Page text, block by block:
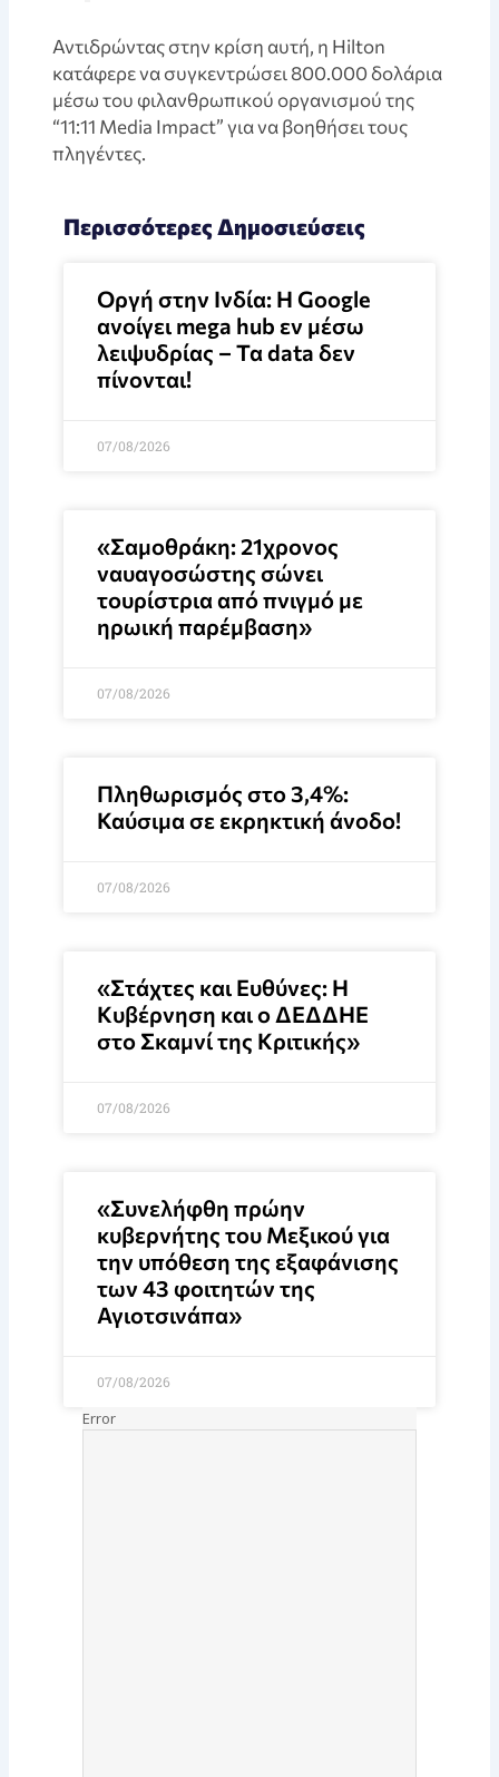
Αντιδρώντας στην κρίση αυτή, η Hilton
κατάφερε να συγκεντρώσει 800.000 δολάρια
μέσω του φιλανθρωπικού οργανισμού της
“11:11 Media Impact” για να βοηθήσει τους
πληγέντες.
Περισσότερες Δημοσιεύσεις
Οργή στην Ινδία: Η Google
ανοίγει mega hub εν μέσω
λειψυδρίας – Τα data δεν
πίνονται!
07/08/2026
«Σαμοθράκη: 21χρονος
ναυαγοσώστης σώνει
τουρίστρια από πνιγμό με
ηρωική παρέμβαση»
07/08/2026
Πληθωρισμός στο 3,4%:
Καύσιμα σε εκρηκτική άνοδο!
07/08/2026
«Στάχτες και Ευθύνες: Η
Κυβέρνηση και ο ΔΕΔΔΗΕ
στο Σκαμνί της Κριτικής»
07/08/2026
«Συνελήφθη πρώην
κυβερνήτης του Μεξικού για
την υπόθεση της εξαφάνισης
των 43 φοιτητών της
Αγιοτσινάπα»
07/08/2026